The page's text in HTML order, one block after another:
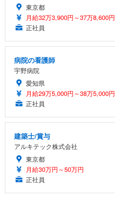
東京都
月給32万3,900円～37万8,600円
正社員
病院の看護師
宇野病院
愛知県
月給29万5,000円～38万5,000円
正社員
建築士/賞与
アルキテック株式会社
東京都
月給30万円～50万円
正社員